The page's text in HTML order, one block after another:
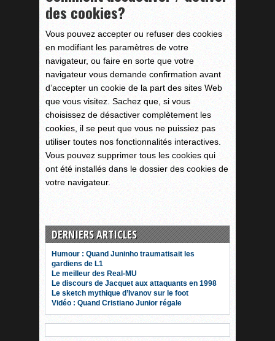
des cookies?
Vous pouvez accepter ou refuser des cookies
en modifiant les paramètres de votre
navigateur, ou faire en sorte que votre
navigateur vous demande confirmation avant
d’accepter un cookie de la part des sites Web
que vous visitez. Sachez que, si vous
choisissez de désactiver complètement les
cookies, il se peut que vous ne puissiez pas
utiliser toutes nos fonctionnalités interactives.
Vous pouvez supprimer tous les cookies qui
ont été installés dans le dossier des cookies de
votre navigateur.
DERNIERS ARTICLES
Humour : Quand Juninho traumatisait les
gardiens de L1
Le meilleur des Real-MU
Le discours de Jacquet aux attaquants en 1998
Le sketch mythique d’Ivanov sur le foot
Vidéo : Quand Cristiano Junior régale